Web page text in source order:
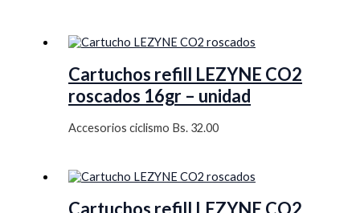
Cartuchos refill LEZYNE CO2
roscados 16gr – unidad
Accesorios ciclismo Bs. 32.00
Cartuchos refill LEZYNE CO2